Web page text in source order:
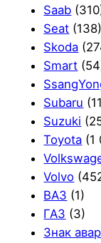
Saab
Seat (138)
Skoda
Smart
Subaru
Suzuki
Toyota (1
Volvo
ВАЗ (1)
ГАЗ (3)
Знак